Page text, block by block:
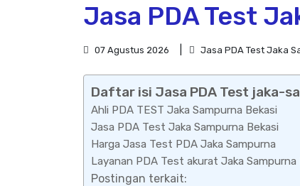
Jasa PDA Test
07 Agustus 2026 Jasa PDA Test Jaka
Daftar isi Jasa PDA Test jaka-
Ahli PDA TEST Jaka Sampurna Bekasi
Jasa PDA Test Jaka Sampurna Bekasi
Harga Jasa Test PDA Jaka Sampurna
Layanan PDA Test akurat Jaka Sampurna
Postingan terkait: